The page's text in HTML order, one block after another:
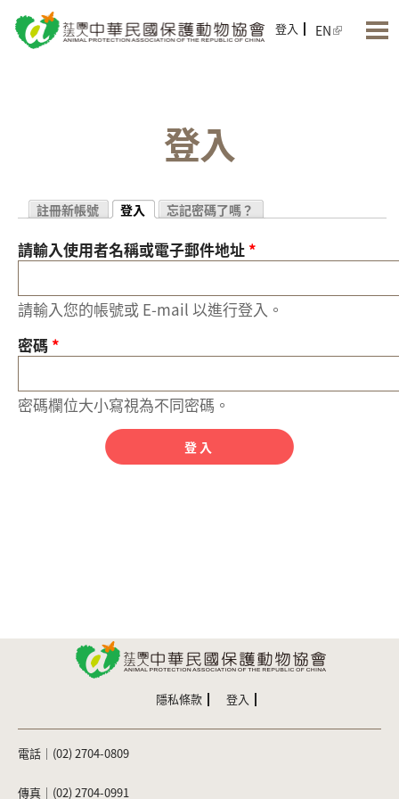
登入 EN
登入
主要索引標籤
註冊新帳號
登入
忘記密碼了嗎？
請輸入使用者名稱或電子郵件地址 *
請輸入您的帳號或 E-mail 以進行登入。
密碼 *
密碼欄位大小寫視為不同密碼。
隱私條款 登入
電話｜(02) 2704-0809
傳真｜(02) 2704-0991